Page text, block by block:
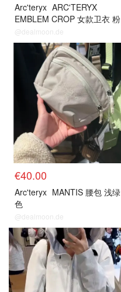
Arc'teryx ARC'TERYX
EMBLEM CROP 女款卫衣 粉
色
@dealmoon.de
€40.00
Arc'teryx MANTIS 腰包 浅绿
色
@dealmoon.de